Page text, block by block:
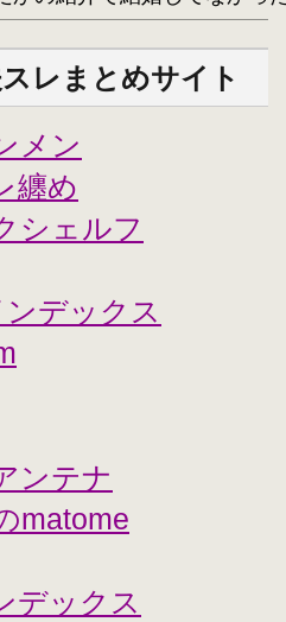
レまとめサイト
メン
纏め
シェルフ
デックス
ンテナ
matome
デックス